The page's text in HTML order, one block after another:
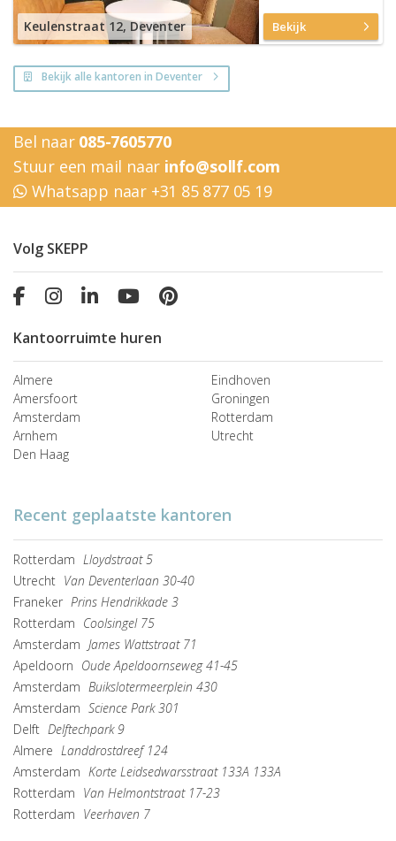
Keulenstraat 12, Deventer Bekijk
Bekijk alle kantoren in Deventer
Bel naar 085-7605770
Stuur een mail naar info@sollf.com
Whatsapp naar +31 85 877 05 19
Volg SKEPP
Kantoorruimte huren
Almere
Amersfoort
Amsterdam
Arnhem
Den Haag
Eindhoven
Groningen
Rotterdam
Utrecht
Recent geplaatste kantoren
Rotterdam Lloydstraat 5
Utrecht Van Deventerlaan 30-40
Franeker Prins Hendrikkade 3
Rotterdam Coolsingel 75
Amsterdam James Wattstraat 71
Apeldoorn Oude Apeldoornseweg 41-45
Amsterdam Buikslotermeerplein 430
Amsterdam Science Park 301
Delft Delftechpark 9
Almere Landdrostdreef 124
Amsterdam Korte Leidsedwarsstraat 133A 133A
Rotterdam Van Helmontstraat 17-23
Rotterdam Veerhaven 7